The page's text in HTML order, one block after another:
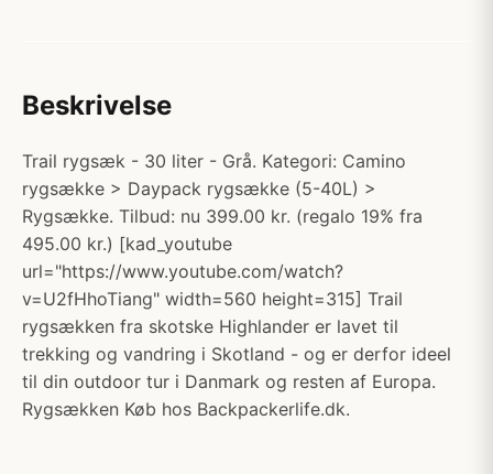
Beskrivelse
Trail rygsæk - 30 liter - Grå. Kategori: Camino
rygsække > Daypack rygsække (5-40L) >
Rygsække. Tilbud: nu 399.00 kr. (regalo 19% fra
495.00 kr.) [kad_youtube
url="https://www.youtube.com/watch?
v=U2fHhoTiang" width=560 height=315] Trail
rygsækken fra skotske Highlander er lavet til
trekking og vandring i Skotland - og er derfor ideel
til din outdoor tur i Danmark og resten af Europa.
Rygsækken Køb hos Backpackerlife.dk.